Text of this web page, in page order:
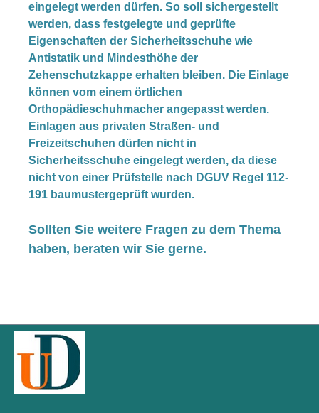
eingelegt werden dürfen. So soll sichergestellt
werden, dass festgelegte und geprüfte
Eigenschaften der Sicherheitsschuhe wie
Antistatik und Mindesthöhe der
Zehenschutzkappe erhalten bleiben. Die Einlage
können vom einem örtlichen
Orthopädieschuhmacher angepasst werden.
Einlagen aus privaten Straßen- und
Freizeitschuhen dürfen nicht in
Sicherheitsschuhe eingelegt werden, da diese
nicht von einer Prüfstelle nach DGUV Regel 112-
191 baumustergeprüft wurden.
Sollten Sie weitere Fragen zu dem Thema
haben, beraten wir Sie gerne.